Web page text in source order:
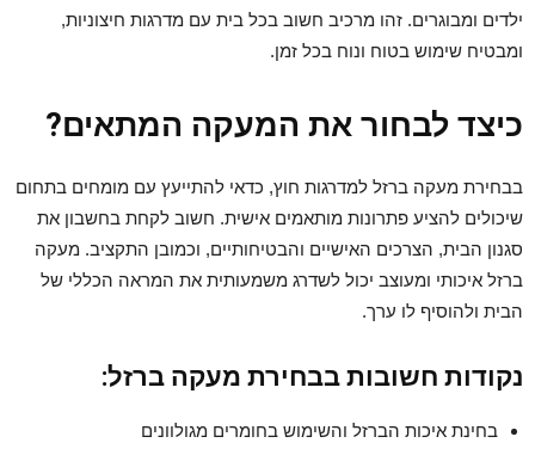
ילדים ומבוגרים. זהו מרכיב חשוב בכל בית עם מדרגות חיצוניות,
ומבטיח שימוש בטוח ונוח בכל זמן.
כיצד לבחור את המעקה המתאים?
בבחירת מעקה ברזל למדרגות חוץ, כדאי להתייעץ עם מומחים בתחום
שיכולים להציע פתרונות מותאמים אישית. חשוב לקחת בחשבון את
סגנון הבית, הצרכים האישיים והבטיחותיים, וכמובן התקציב. מעקה
ברזל איכותי ומעוצב יכול לשדרג משמעותית את המראה הכללי של
הבית ולהוסיף לו ערך.
נקודות חשובות בבחירת מעקה ברזל:
בחינת איכות הברזל והשימוש בחומרים מגולוונים